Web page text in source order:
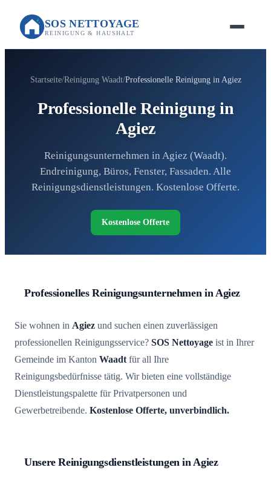
SOS NETTOYAGE
REINIGUNG & HAUSHALT
Startseite Reinigung Waadt Professionelle Reinigung in Agiez
Professionelle Reinigung in
Agiez
Reinigungsunternehmen in Agiez (Waadt).
Endreinigung, Büros, Fenster, Fassaden. Alle
Reinigungsdienstleistungen. Kostenlose Offerte.
Kostenlose Offerte
Professionelles Reinigungsunternehmen in Agiez
Sie wohnen in Agiez und suchen einen zuverlässigen
professionellen Reinigungsservice? SOS Nettoyage ist in Ihrer
Gemeinde im Kanton Waadtfür all Ihre
Reinigungsbedürfnisse tätig. Wir bieten eine vollständige
Dienstleistungspalette für Privatpersonen und
Gewerbetreibende. Kostenlose Offerte, unverbindlich.
Unsere Reinigungsdienstleistungen in Agiez